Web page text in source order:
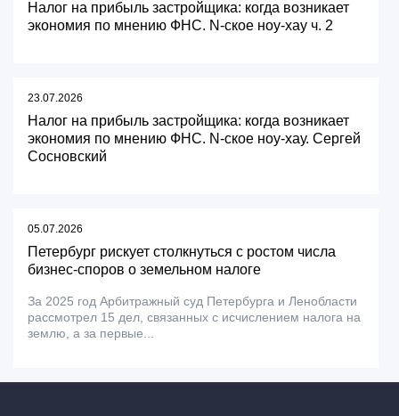
Налог на прибыль застройщика: когда возникает
экономия по мнению ФНС. N-ское ноу-хау ч. 2
23.07.2026
Налог на прибыль застройщика: когда возникает
экономия по мнению ФНС. N-ское ноу-хау. Сергей
Сосновский
05.07.2026
Петербург рискует столкнуться с ростом числа
бизнес-споров о земельном налоге
За 2025 год Арбитражный суд Петербурга и Ленобласти
рассмотрел 15 дел, связанных с исчислением налога на
землю, а за первые...